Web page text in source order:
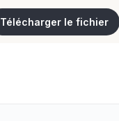
Télécharger le fichier